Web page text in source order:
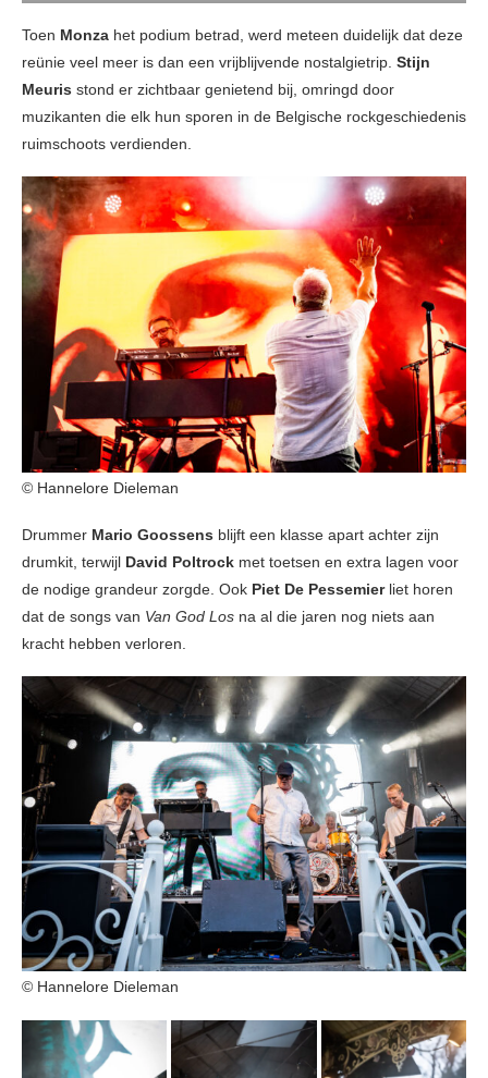
Toen Monza het podium betrad, werd meteen duidelijk dat deze
reünie veel meer is dan een vrijblijvende nostalgietrip. Stijn
Meuris stond er zichtbaar genietend bij, omringd door
muzikanten die elk hun sporen in de Belgische rockgeschiedenis
ruimschoots verdienden.
© Hannelore Dieleman
Drummer Mario Goossens blijft een klasse apart achter zijn
drumkit, terwijl David Poltrock met toetsen en extra lagen voor
de nodige grandeur zorgde. Ook Piet De Pessemierliet horen
dat de songs van Van God Los na al die jaren nog niets aan
kracht hebben verloren.
© Hannelore Dieleman